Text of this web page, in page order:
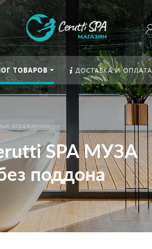
ТОВАРОВ ДОСТАВКА И ОПЛАТА
ограждения
SPA МУЗА
поддона